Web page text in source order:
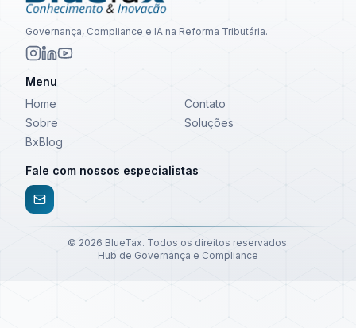
Governança, Compliance e IA na Reforma Tributária.
Menu
Home
Contato
Sobre
Soluções
BxBlog
Fale com nossos especialistas
© 2026 BlueTax. Todos os direitos reservados.
Hub de Governança e Compliance